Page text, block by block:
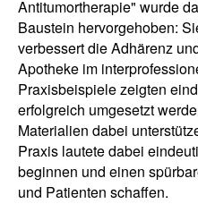
Antitumortherapie" wurde
Baustein hervorgehoben:
verbessert die Adhärenz
Apotheke im
Praxisbeispiele zeigten
erfolgreich umgesetzt
Materialien dabei
Praxis lautete dabei
beginnen und einen
und Patienten schaffen.